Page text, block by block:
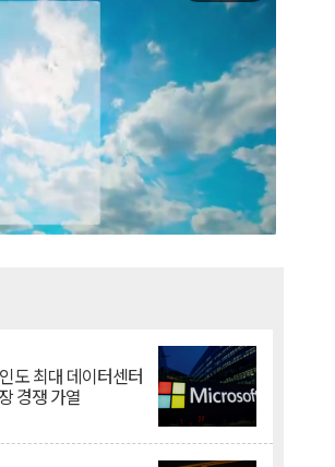
도 최대 데이터센터
경쟁 가열